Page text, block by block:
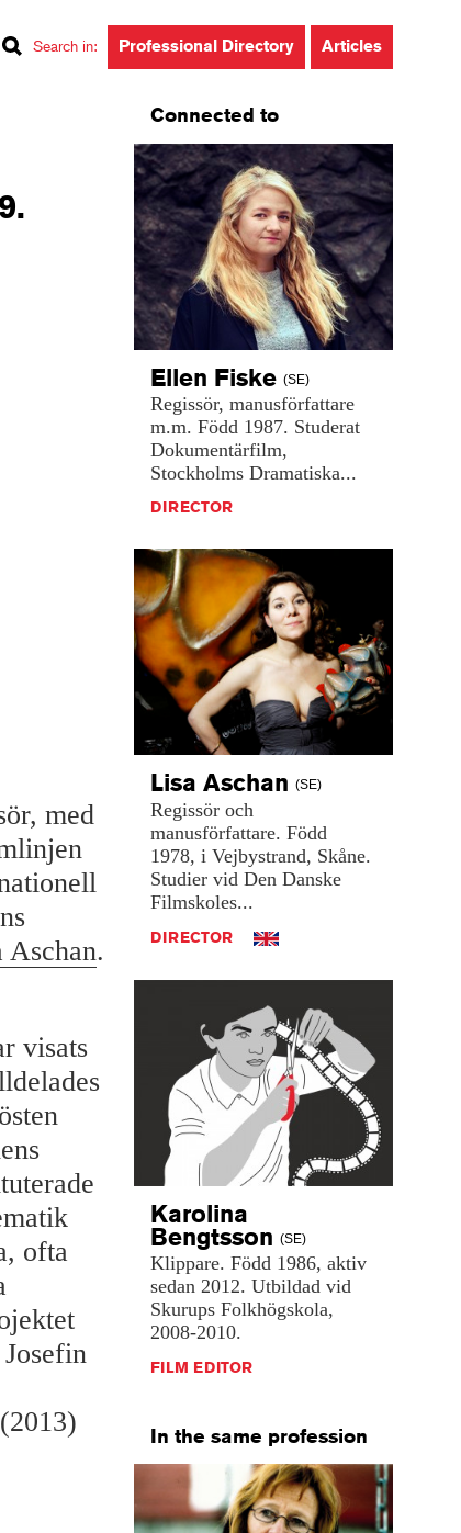
Search in: Professional Directory Articles
med
Aschan.
visats
ofta
(2013)
Connected to
Ellen Fiske (SE)
Regissör, manusförfattare
m.m. Född 1987. Studerat
Dokumentärfilm,
Stockholms Dramatiska...
DIRECTOR
Lisa Aschan (SE)
Regissör och
manusförfattare. Född
1978, i Vejbystrand, Skåne.
Studier vid Den Danske
Filmskoles...
DIRECTOR
Karolina
Bengtsson (SE)
Klippare. Född 1986, aktiv
sedan 2012. Utbildad vid
Skurups Folkhögskola,
2008-2010.
FILM EDITOR
In the same profession